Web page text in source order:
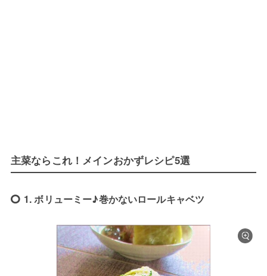
主菜ならこれ！メインおかずレシピ5選
1. ボリューミー♪巻かないロールキャベツ